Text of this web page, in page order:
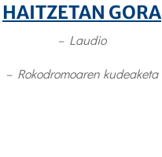
HAITZETAN GORA
– Laudio
– Rokodromoaren kudeaketa